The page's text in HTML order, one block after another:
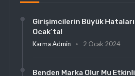
Girişimcilerin Büyük
Ocak’ta!
Karma Admin 2 Ocak 2024
Benden Marka Olur Mu